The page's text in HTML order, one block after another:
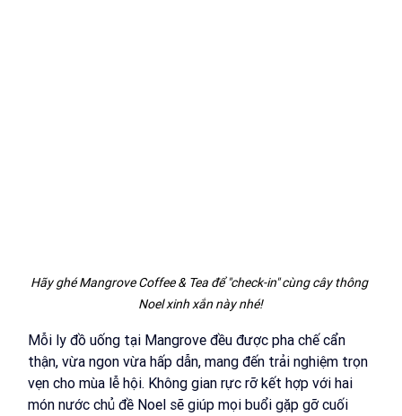
Hãy ghé Mangrove Coffee & Tea để "check-in" cùng cây thông
Noel xinh xắn này nhé!
Mỗi ly đồ uống tại Mangrove đều được pha chế cẩn
thận, vừa ngon vừa hấp dẫn, mang đến trải nghiệm trọn
vẹn cho mùa lễ hội. Không gian rực rỡ kết hợp với hai
món nước chủ đề Noel sẽ giúp mọi buổi gặp gỡ cuối